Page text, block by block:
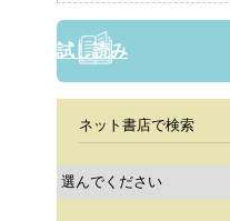
試し読み
ネット書店で検索